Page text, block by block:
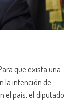
que exista una
la intención de
el país, el diputado